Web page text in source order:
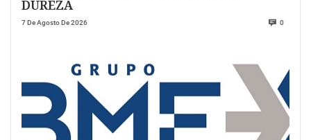
DUREZA
7 De Agosto De 2026 0